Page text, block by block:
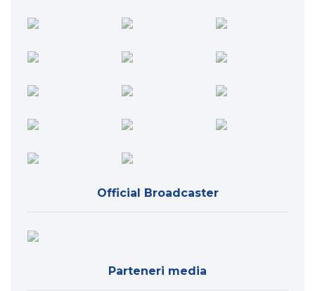
Official Broadcaster
Parteneri media